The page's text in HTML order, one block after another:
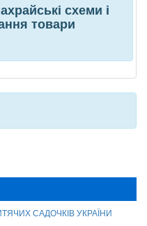
схеми і
товари
САДОЧКІВ УКРАЇНИ